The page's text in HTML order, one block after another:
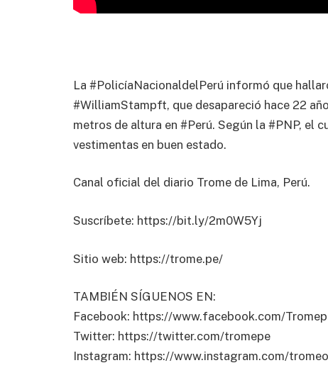
La #PolicíaNacionaldelPerú informó que
#WilliamStampft, que desapareció hace 22
metros de altura en #Perú. Según la #PNP, el
vestimentas en buen estado.
Canal oficial del diario Trome de Lima, Perú.
Suscríbete: https://bit.ly/2m0W5Yj
Sitio web: https://trome.pe/
TAMBIÉN SÍGUENOS EN:
Facebook: https://www.facebook.com/
Twitter: https://twitter.com/tromepe
Instagram: https://www.instagram.com/